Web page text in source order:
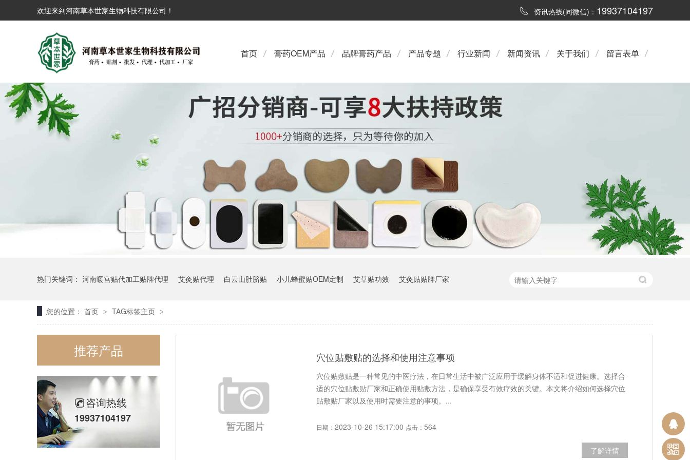
欢迎来到河南草本世家生物科技有限公司！ 资讯热线(同微信)： 19937104197
首页 膏药OEM产品 品牌膏药产品 产品专题 行业新闻 新闻资讯 关于我们 留言表单
热门关键词： 河南暖宫贴代加工贴牌代理 艾灸贴代理 白云山肚脐贴 小儿蜂蜜贴OEM定制 艾草贴功效 艾灸贴贴牌厂家
您的位置： 首页 > TAG标签主页 >
穴位贴敷贴的选择和使用注意事项
穴位贴敷贴是一种常见的中医疗法，在日常生活中被广泛应用于缓解身体不适和促进健康。选择合
适的穴位贴敷贴厂家和正确使用贴敷方法，是确保享受有效疗效的关键。本文将介绍如何选择穴位
贴敷贴厂家以及使用时需要注意的事项。...
日期： 2023-10-26 15:17:00 点击： 564
了解详情
推荐产品
咨询热线
19937104197